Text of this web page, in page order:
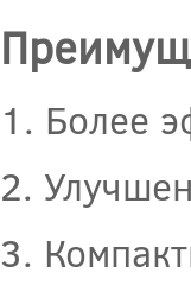
1. Более
2.
3.